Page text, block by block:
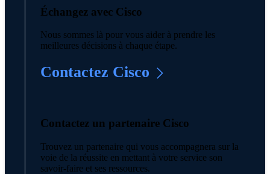
Échangez avec Cisco
Nous sommes là pour vous aider à prendre les
meilleures décisions à chaque étape.
Contactez Cisco
Contactez un partenaire Cisco
Trouvez un partenaire qui vous accompagnera sur la
voie de la réussite en mettant à votre service son
savoir-faire et ses ressources.